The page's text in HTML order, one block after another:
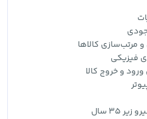
مرتب‌سازی کالاها
فیزیکی
و خروج کالا
35 سال